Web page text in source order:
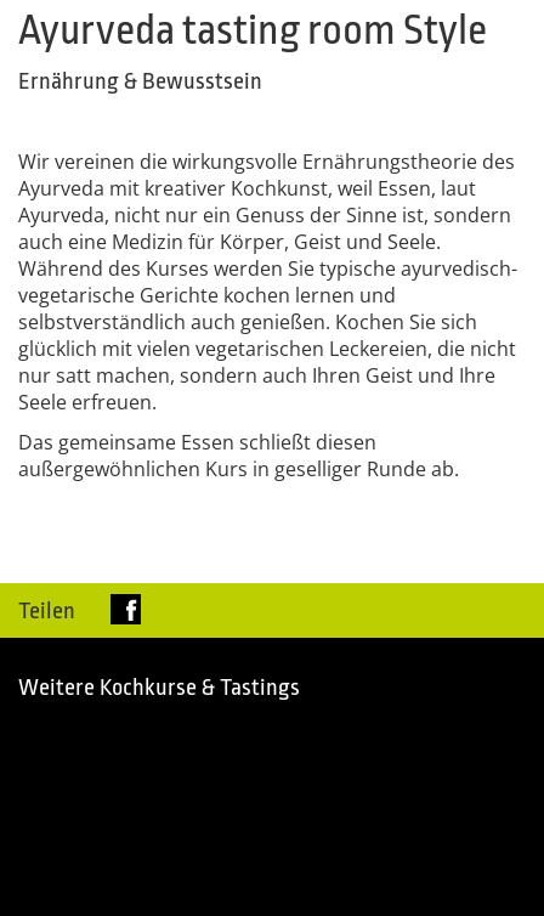
Ayurveda tasting room Style
Ernährung & Bewusstsein
Wir vereinen die wirkungsvolle Ernährungstheorie des
Ayurveda mit kreativer Kochkunst, weil Essen, laut
Ayurveda, nicht nur ein Genuss der Sinne ist, sondern
auch eine Medizin für Körper, Geist und Seele.
Während des Kurses werden Sie typische ayurvedisch-
vegetarische Gerichte kochen lernen und
selbstverständlich auch genießen. Kochen Sie sich
glücklich mit vielen vegetarischen Leckereien, die nicht
nur satt machen, sondern auch Ihren Geist und Ihre
Seele erfreuen.
Das gemeinsame Essen schließt diesen
außergewöhnlichen Kurs in geselliger Runde ab.
Teilen
Weitere Kochkurse & Tastings